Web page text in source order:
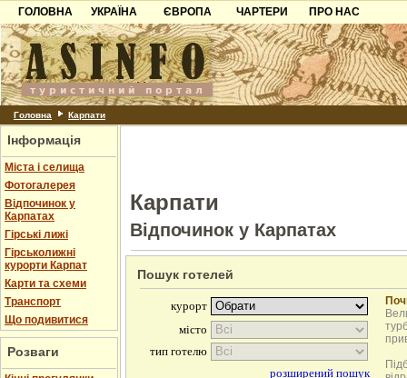
ГОЛОВНА
УКРАЇНА
Карпати
Азов
Причорноморря
Шацьк
ЄВРОПА
Чорногорія
Хорватія
Болгарія
ЧАРТЕРИ
ПРО НАС
Контакти
Партнерам
Додати готель
Головна Карпати
Інформація
Міста і селища
Фотогалерея
Відпочинок у
Карпатах
Гірські лижі
Гірськолижні
курорти Карпат
Карти та схеми
Транспорт
Що подивитися
Розваги
Карпати
Відпочинок у Карпатах
Пошук готелей